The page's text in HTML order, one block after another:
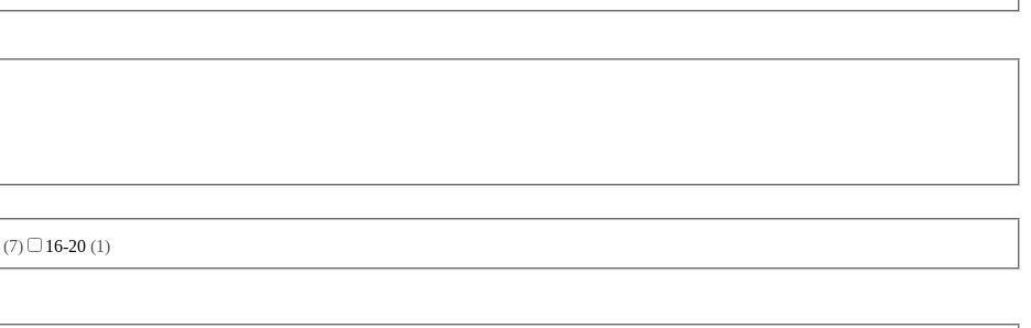
(7) 16-20 (1)